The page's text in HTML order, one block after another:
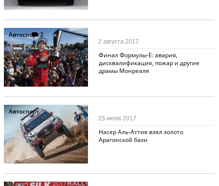
Автоспорт2
Финал Формулы-Е: авария,
дисквалификация, пожар и другие
драмы Монреаля
2 августа 2017
Автоспорт
Насер Аль-Аттия взял золото
Арагонской бахи
25 июля 2017